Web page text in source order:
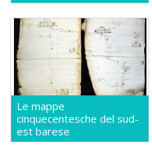
Le mappe
cinquecentesche del sud-
est barese